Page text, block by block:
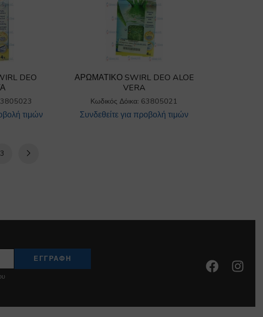
DEO
τιμών
ΑΡΩΜΑΤΙΚΟ SWIRL DEO ALOE
VERA
Κωδικός Δόικα: 63805021
Συνδεθείτε για προβολή τιμών
3